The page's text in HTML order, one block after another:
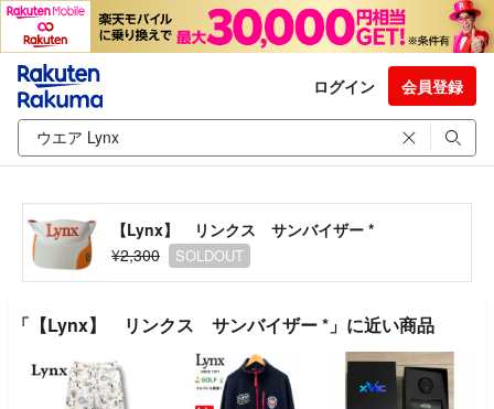
ログイン 会員登録
【Lynx】 リンクス サンバイザー *
¥2,300
SOLDOUT
「【Lynx】 リンクス サンバイザー *」に近い商品